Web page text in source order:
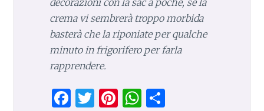
crema vi sembrerà troppo morbida
basterà che la riponiate per qualche
minuto in frigorifero per farla
rapprendere.
F T Pi W S